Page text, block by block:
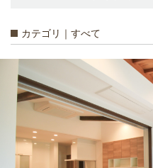
カテゴリ｜すべて